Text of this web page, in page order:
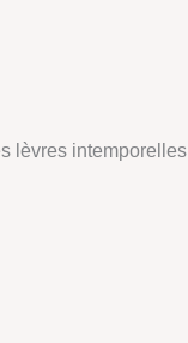
lèvres intemporelles